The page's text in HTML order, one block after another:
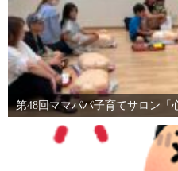
第48回ママパパ子育てサロン「